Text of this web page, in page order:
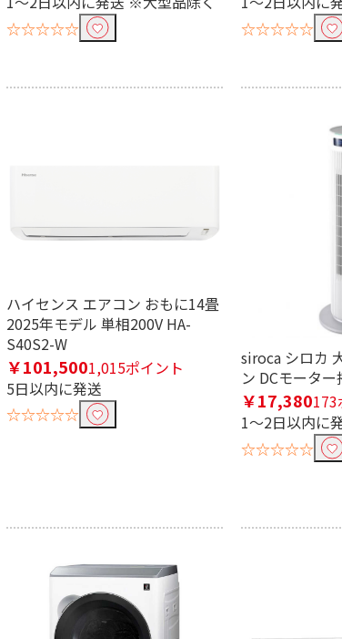
☆☆☆☆☆
☆☆☆☆☆
ハイセンス エアコン おもに14畳
2025年モデル 単相200V HA-
S40S2-W
￥101,5001,015ポイント
5日以内に発送
☆☆☆☆☆
siroca シロカ
ン DCモータ
￥17,380173
1～2日以内に
☆☆☆☆☆
ZABOON（ザブー
ン）
自動霜取り
耐熱トップテーブル
自動おそうじ機能 ふろ水ポンプ